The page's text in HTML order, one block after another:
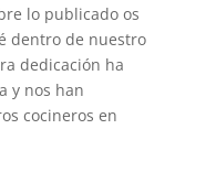
lo publicado os
dentro de nuestro
dedicación ha
y nos han
cocineros en